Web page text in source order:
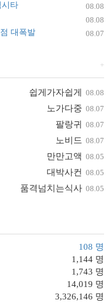
08.08
타
08.08
08.07
대폭발
+
쉽게가자쉽게 08.08
노가다중 08.07
팔랑귀 08.07
노비드 08.07
만만고액 08.05
대박사컨 08.05
품격넘치는식사 08.05
108 명
1,144 명
1,743 명
14,019 명
3,326,146 명